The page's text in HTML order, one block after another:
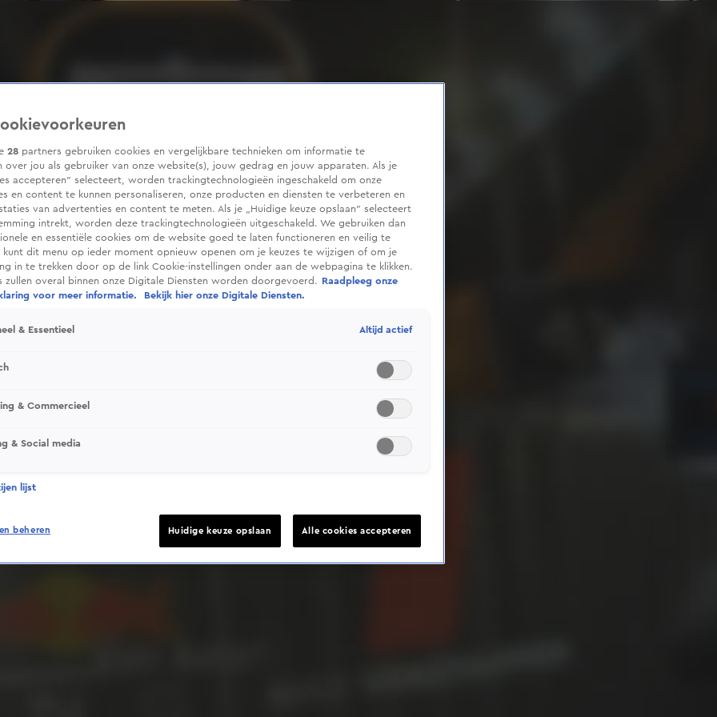
Deze video is niet beschikbaar op je huidige locatie
28 partners gebruiken cookies en vergelijkbare technieken om informatie te
over jou als gebruiker van onze website(s), jouw gedrag en jouw apparaten. Als je
accepteren” selecteert, worden trackingtechnologieën ingeschakeld om onze
en content te kunnen personaliseren, onze producten en diensten te verbeteren en
van advertenties en content te meten. Als je „Huidige keuze opslaan” selecteert
intrekt, worden deze trackingtechnologieën uitgeschakeld. We gebruiken dan
en essentiële cookies om de website goed te laten functioneren en veilig te
kunt dit menu op ieder moment opnieuw openen om je keuzes te wijzigen of om je
in te trekken door op de link Cookie-instellingen onder aan de webpagina te klikken.
zullen overal binnen onze Digitale Diensten worden doorgevoerd.
Raadpleeg onze
voor meer informatie.
Bekijk hier onze Digitale Diensten.
& Essentieel Altijd actief
& Commercieel
& Social media
lijst
beheren Huidige keuze opslaan Alle cookies accepteren